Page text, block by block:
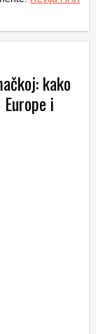
kako
i